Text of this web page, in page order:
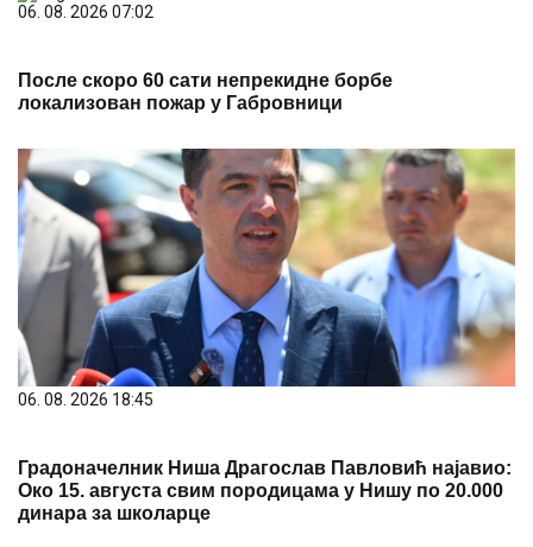
06. 08. 2026 07:02
После скоро 60 сати непрекидне борбе
локализован пожар у Габровници
06. 08. 2026 18:45
Градоначелник Ниша Драгослав Павловић најавио:
Око 15. августа свим породицама у Нишу по 20.000
динара за школарце